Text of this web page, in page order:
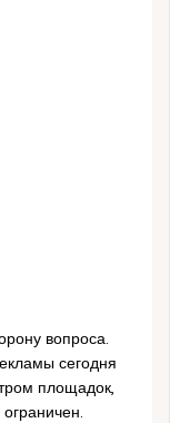
вопроса.
сегодня
площадок,